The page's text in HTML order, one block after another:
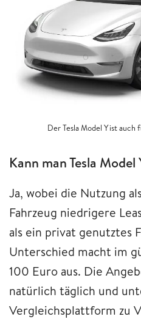
Der Tesla Model Y ist
Kann man Tesla Model
Ja, wobei die Nutzung
Fahrzeug niedrigere
als ein privat genutztes
Unterschied macht im
100 Euro aus. Die
natürlich täglich und
Vergleichsplattform zu